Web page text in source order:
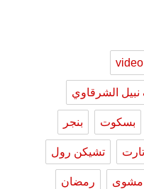
video
نبيل الشرقاوي
بسكوت بنجر
تارت تشيكن رول
مشوى رمضان